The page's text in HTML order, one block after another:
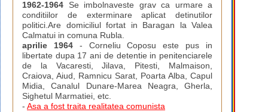
1962-1964 Se imbolnaveste grav ca urmare a
conditiilor de exterminare aplicat detinutilor
politici.Are domiciliul fortat in Baragan la Valea
Calmatui in comuna Rubla.
aprilie 1964- Corneliu Coposu este pus in
libertate dupa 17 ani de detentie in penitenciarele
de la Vacaresti, Jilava, Pitesti, Malmaison,
Craiova, Aiud, Ramnicu Sarat, Poarta Alba, Capul
Midia, Canalul Dunare-Marea Neagra, Gherla,
Sighetul Marmatiei, etc.
- Asa a fost traita realitatea comunista